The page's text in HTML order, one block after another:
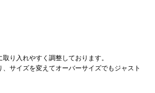
り入れやすく調整しております。
サイズを変えてオーバーサイズでもジャスト